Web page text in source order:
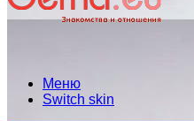
Меню
Switch skin